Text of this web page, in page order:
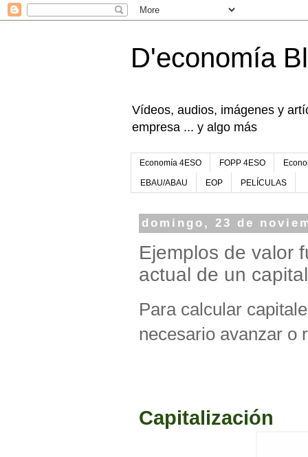
D'economía
Vídeos, audios, imágenes y
empresa ... y algo más
Economía 4ESO FOPP 4ESO
EBAU/ABAU EOP PELÍCULAS
domingo, 23 de
Ejemplos de valor
actual de un
Para calcular
necesario avanzar o
Capitalización